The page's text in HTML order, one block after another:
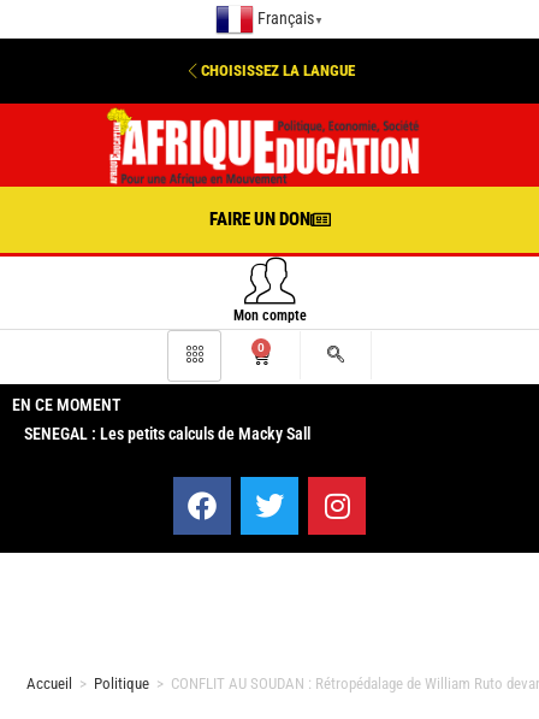
Français ▼
CHOISISSEZ LA LANGUE
FAIRE UN DON
Mon compte
0
EN CE MOMENT
SENEGAL : Les petits calculs de Macky Sall
Accueil > Politique > CONFLIT AU SOUDAN : Rétropédalage de William Ruto